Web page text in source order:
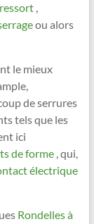
,
ou alors
le mieux
de serrures
tels que les
ici
de forme, qui,
électrique
Rondelles à